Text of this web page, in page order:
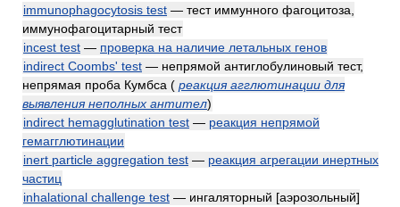
immunophagocytosis test — тест иммунного фагоцитоза,
иммунофагоцитарный тест
incest test — проверка на наличие летальных генов
indirect Coombs' test — непрямой антиглобулиновый тест,
непрямая проба Кумбса ( реакция агглютинации для
выявления неполных антител)
indirect hemagglutination test — реакция непрямой
гемагглютинации
inert particle aggregation test — реакция агрегации инертных
частиц
inhalational challenge test — ингаляторный [аэрозольный]